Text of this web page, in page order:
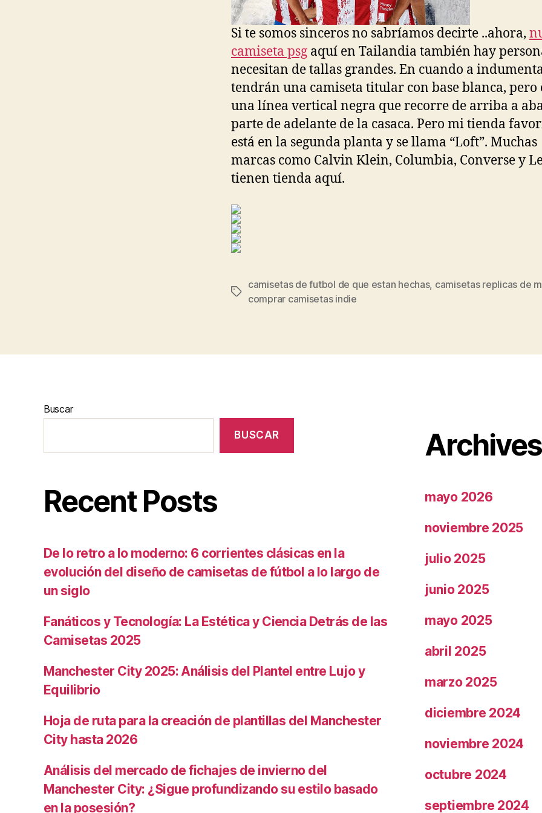
Si te somos sinceros no sabríamos decirte ..ahora,
camiseta psg aquí en Tailandia también hay
necesitan de tallas grandes. En cuando a
tendrán una camiseta titular con base blanca, pero
una línea vertical negra que recorre de arriba a
parte de adelante de la casaca. Pero mi tienda
está en la segunda planta y se llama “Loft”. Muchas
marcas como Calvin Klein, Columbia, Converse y
tienen tienda aquí.
Etiquetas
camisetas de futbol de que estan hechas, camisetas replicas de
comprar camisetas indie
Buscar
BUSCAR
Recent Posts
De lo retro a lo moderno: 6 corrientes clásicas en la
evolución del diseño de camisetas de fútbol a lo largo de
un siglo
Fanáticos y Tecnología: La Estética y Ciencia Detrás de las
Camisetas 2025
Manchester City 2025: Análisis del Plantel entre Lujo y
Equilibrio
Hoja de ruta para la creación de plantillas del Manchester
City hasta 2026
Análisis del mercado de fichajes de invierno del
Manchester City: ¿Sigue profundizando su estilo basado
en la posesión?
Archives
mayo 2026
noviembre 2025
julio 2025
junio 2025
mayo 2025
abril 2025
marzo 2025
diciembre 2024
noviembre 2024
octubre 2024
septiembre 2024